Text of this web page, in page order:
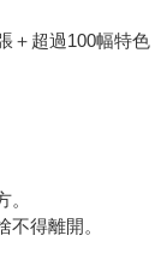
超過100幅特色
得離開。